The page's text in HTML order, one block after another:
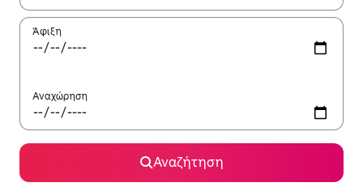
Άφιξη
Αναχώρηση
Αναζήτηση